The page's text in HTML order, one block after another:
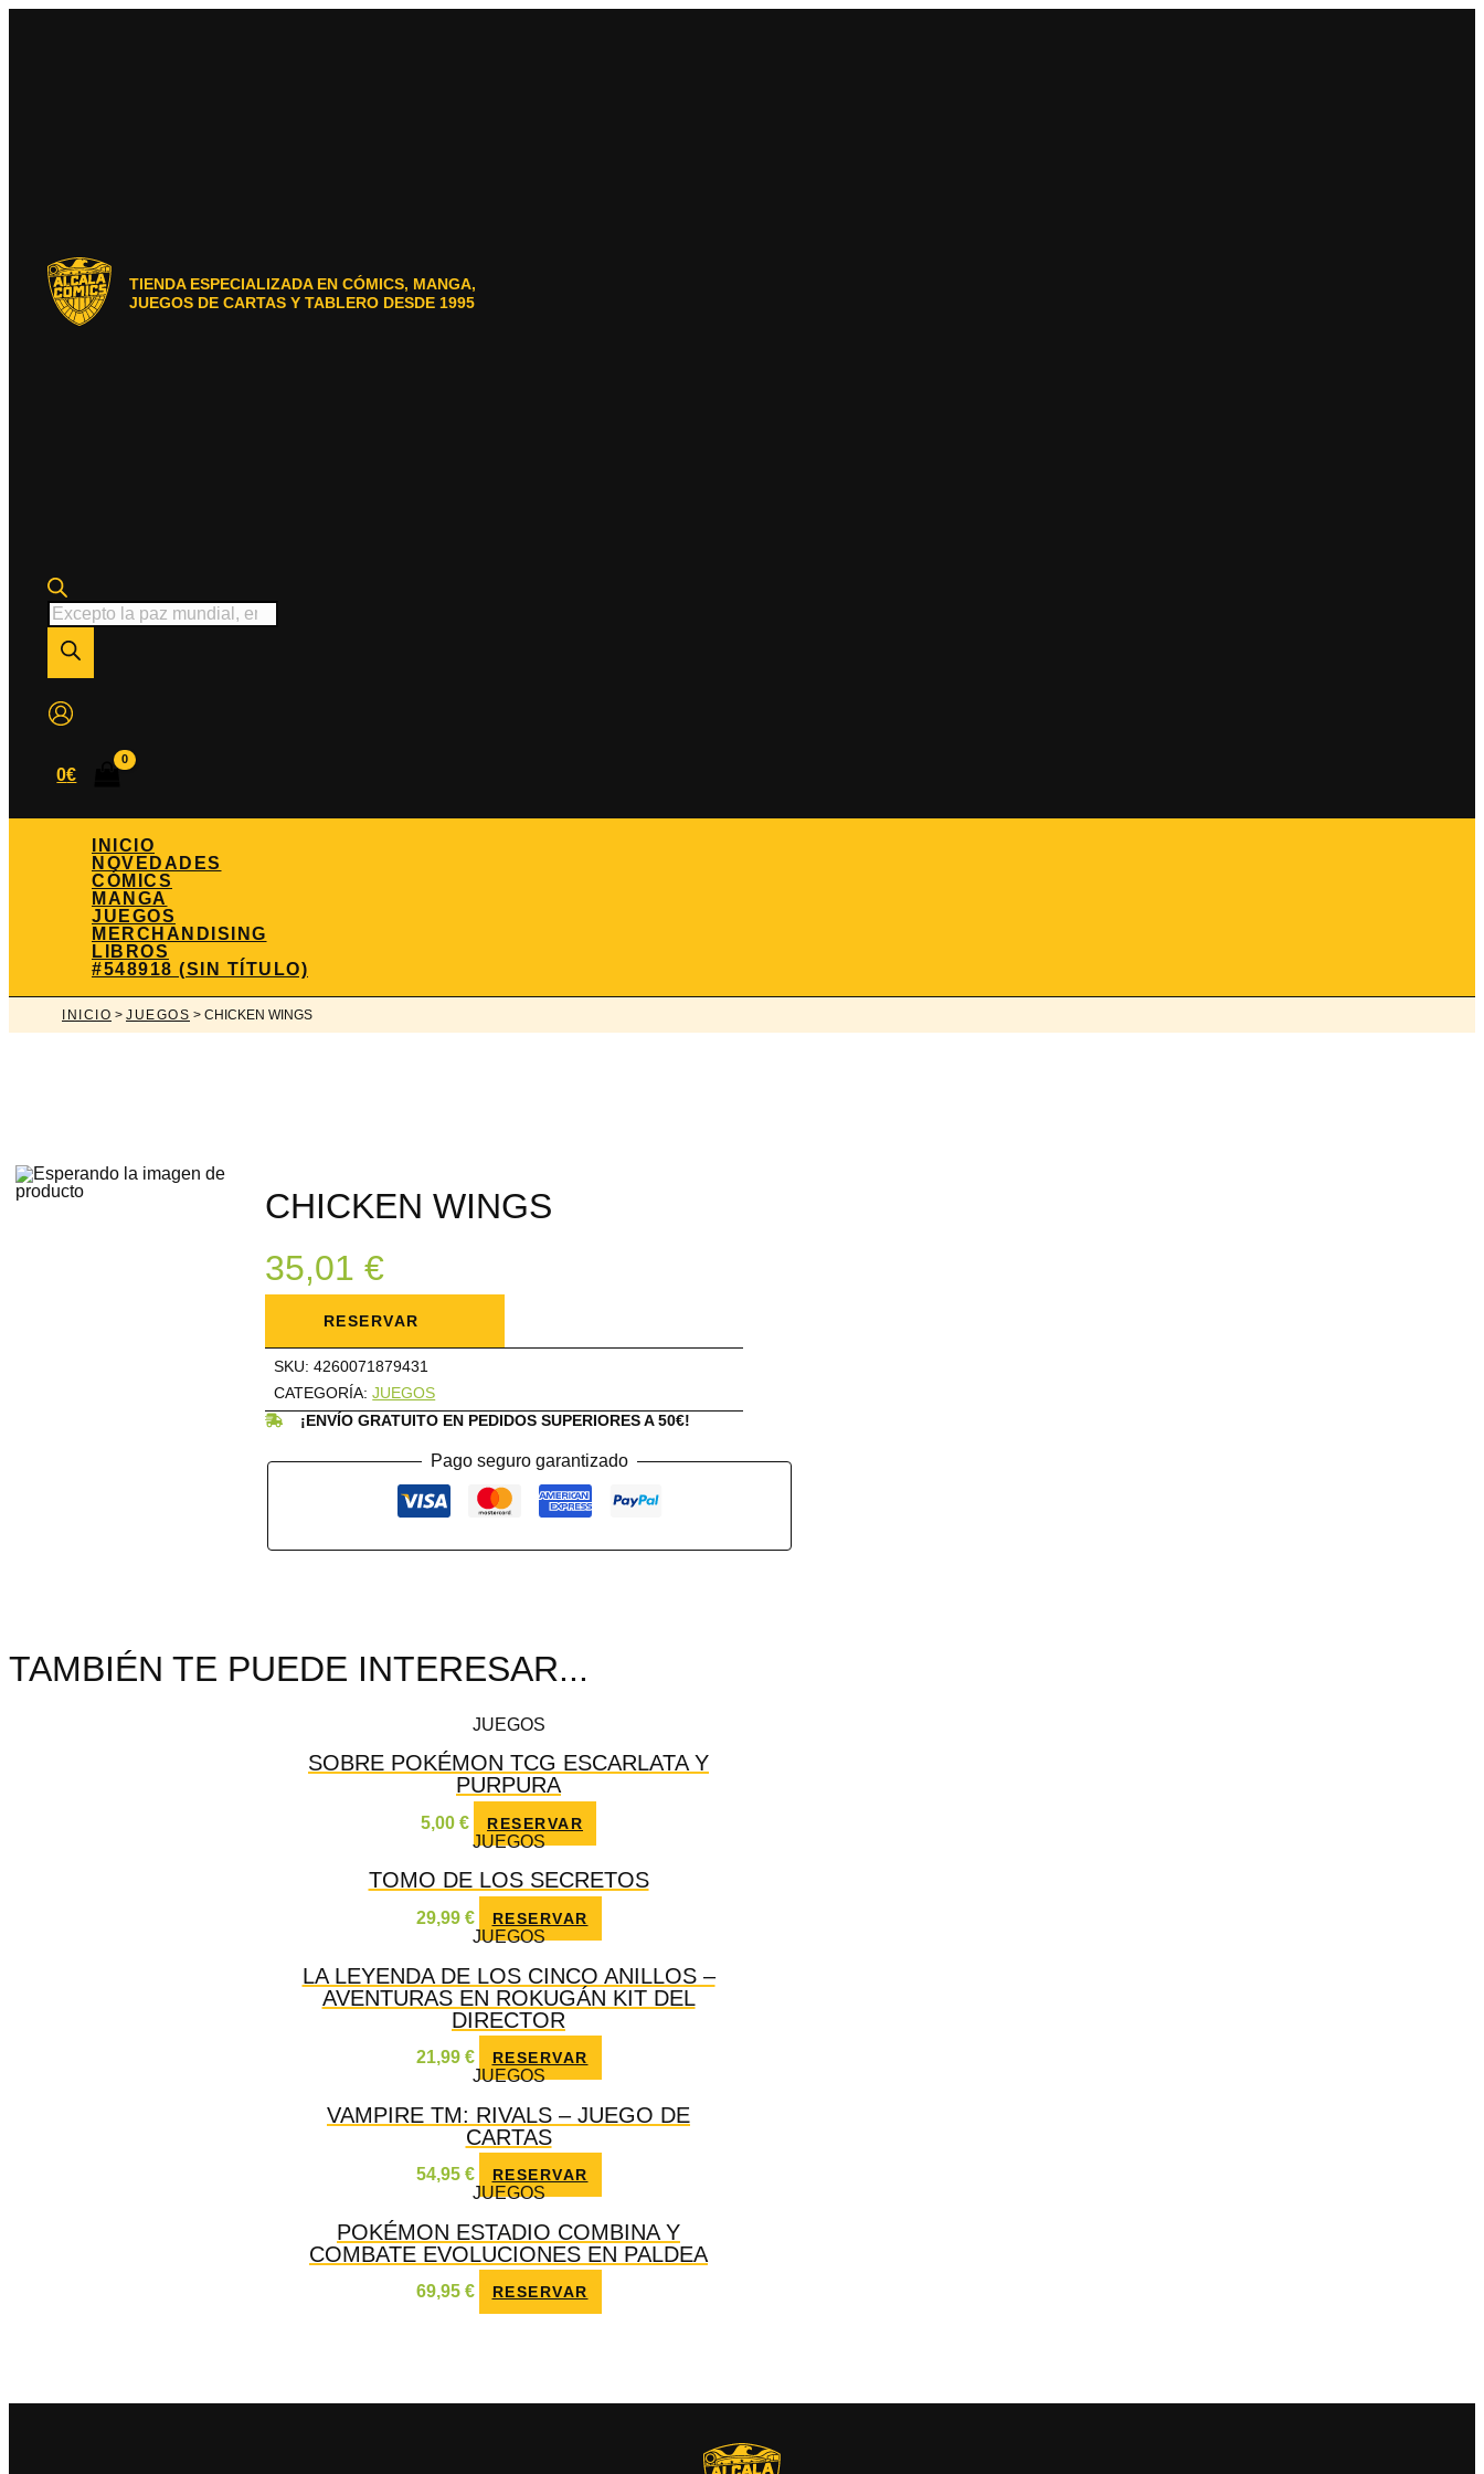
TIENDA ESPECIALIZADA EN CÓMICS, MANGA,
JUEGOS DE CARTAS Y TABLERO DESDE 1995
Búsqueda
de
productos
0€
INICIO
NOVEDADES
CÓMICS
MANGA
JUEGOS
MERCHANDISING
LIBROS
#548918 (SIN TÍTULO)
INICIO > JUEGOS > CHICKEN WINGS
CHICKEN WINGS
35,01€
RESERVAR
SKU:4260071879431
CATEGORÍA:JUEGOS
¡ENVÍO GRATUITO EN PEDIDOS SUPERIORES A 50€!
Pago seguro garantizado
TAMBIÉN TE PUEDE INTERESAR...
JUEGOS
SOBRE POKÉMON TCG ESCARLATA Y
PURPURA
5,00 € RESERVAR
JUEGOS
TOMO DE LOS SECRETOS
29,99 € RESERVAR
JUEGOS
LA LEYENDA DE LOS CINCO ANILLOS –
AVENTURAS EN ROKUGÁN KIT DEL
DIRECTOR
21,99 € RESERVAR
JUEGOS
VAMPIRE TM: RIVALS – JUEGO DE
CARTAS
54,95 € RESERVAR
JUEGOS
POKÉMON ESTADIO COMBINA Y
COMBATE EVOLUCIONES EN PALDEA
69,95 € RESERVAR